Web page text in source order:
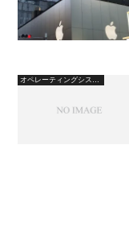
オペレーティングシステム